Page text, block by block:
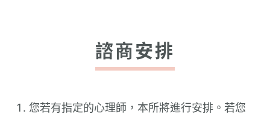
諮商安排
您若有指定的心理師，本所將進行安排。若您